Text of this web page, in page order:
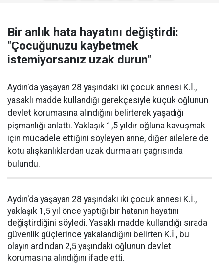
Bir anlık hata hayatını değiştirdi:
"Çocuğunuzu kaybetmek
istemiyorsanız uzak durun"
Aydın'da yaşayan 28 yaşındaki iki çocuk annesi K.İ.,
yasaklı madde kullandığı gerekçesiyle küçük oğlunun
devlet korumasına alındığını belirterek yaşadığı
pişmanlığı anlattı. Yaklaşık 1,5 yıldır oğluna kavuşmak
için mücadele ettiğini söyleyen anne, diğer ailelere de
kötü alışkanlıklardan uzak durmaları çağrısında
bulundu.
Aydın'da yaşayan 28 yaşındaki iki çocuk annesi K.İ.,
yaklaşık 1,5 yıl önce yaptığı bir hatanın hayatını
değiştirdiğini söyledi. Yasaklı madde kullandığı sırada
güvenlik güçlerince yakalandığını belirten K.İ., bu
olayın ardından 2,5 yaşındaki oğlunun devlet
korumasına alındığını ifade etti.